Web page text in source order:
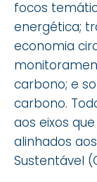
focos
energética;
economia
carbono; e
carbono.
aos eixos
alinhados
Sustentável